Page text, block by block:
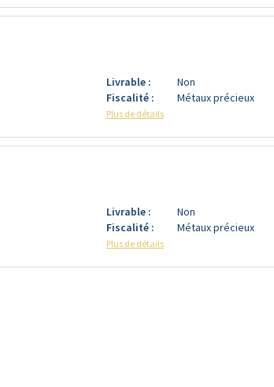
Livrable :
Non
Fiscalité :
Métaux précieux
Plus de détails
Livrable :
Non
Fiscalité :
Métaux précieux
Plus de détails